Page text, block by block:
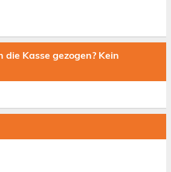
Kasse gezogen? Kein